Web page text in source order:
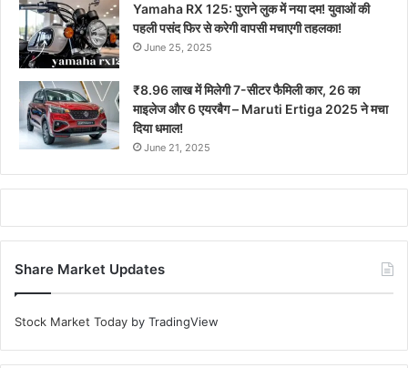
Yamaha RX 125: पुराने लुक में नया दम! युवाओं की
पहली पसंद फिर से करेगी वापसी मचाएगी तहलका!
June 25, 2025
₹8.96 लाख में मिलेगी 7-सीटर फैमिली कार, 26 का
माइलेज और 6 एयरबैग – Maruti Ertiga 2025 ने मचा
दिया धमाल!
June 21, 2025
Share Market Updates
Stock Market Today by TradingView